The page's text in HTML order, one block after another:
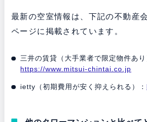
最新の空室情報は、下記の不動産
ページに掲載されています。
三井の賃貸（大手業者で限定物件あり
https://www.mitsui-chintai.co.jp
ietty（初期費用が安く抑えられる）：